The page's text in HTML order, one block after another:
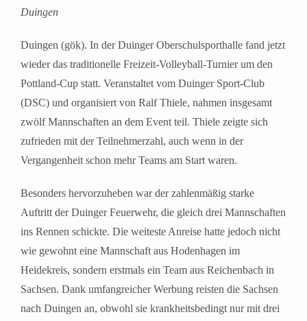
Duingen
Duingen (gök). In der Duinger Oberschulsporthalle fand jetzt
wieder das traditionelle Freizeit-Volleyball-Turnier um den
Pottland-Cup statt. Veranstaltet vom Duinger Sport-Club
(DSC) und organisiert von Ralf Thiele, nahmen insgesamt
zwölf Mannschaften an dem Event teil. Thiele zeigte sich
zufrieden mit der Teilnehmerzahl, auch wenn in der
Vergangenheit schon mehr Teams am Start waren.
Besonders hervorzuheben war der zahlenmäßig starke
Auftritt der Duinger Feuerwehr, die gleich drei Mannschaften
ins Rennen schickte. Die weiteste Anreise hatte jedoch nicht
wie gewohnt eine Mannschaft aus Hodenhagen im
Heidekreis, sondern erstmals ein Team aus Reichenbach in
Sachsen. Dank umfangreicher Werbung reisten die Sachsen
nach Duingen an, obwohl sie krankheitsbedingt nur mit drei